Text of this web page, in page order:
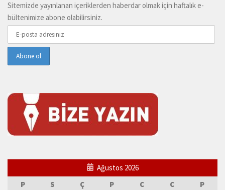
Sitemizde yayınlanan içeriklerden haberdar olmak için haftalık e-
bültenimize abone olabilirsiniz.
Ağustos 2026
P
S Ç P C C
P